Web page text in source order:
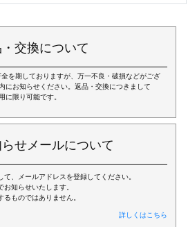
交換について
を期しておりますが、万一不良・破損などがござ
にお知らせください。返品・交換につきまして
に限り可能です。
せメールについて
て、メールアドレスを登録してください。
知らせいたします。
ものではありません。
詳しくはこちら